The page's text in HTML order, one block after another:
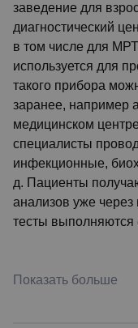
заведение для
диагностический
в том числе для
используется для
такого прибора
заранее, например
медицинском
специалисты
инфекционные,
д. Пациенты
анализов уже через
тесты
Показать больше